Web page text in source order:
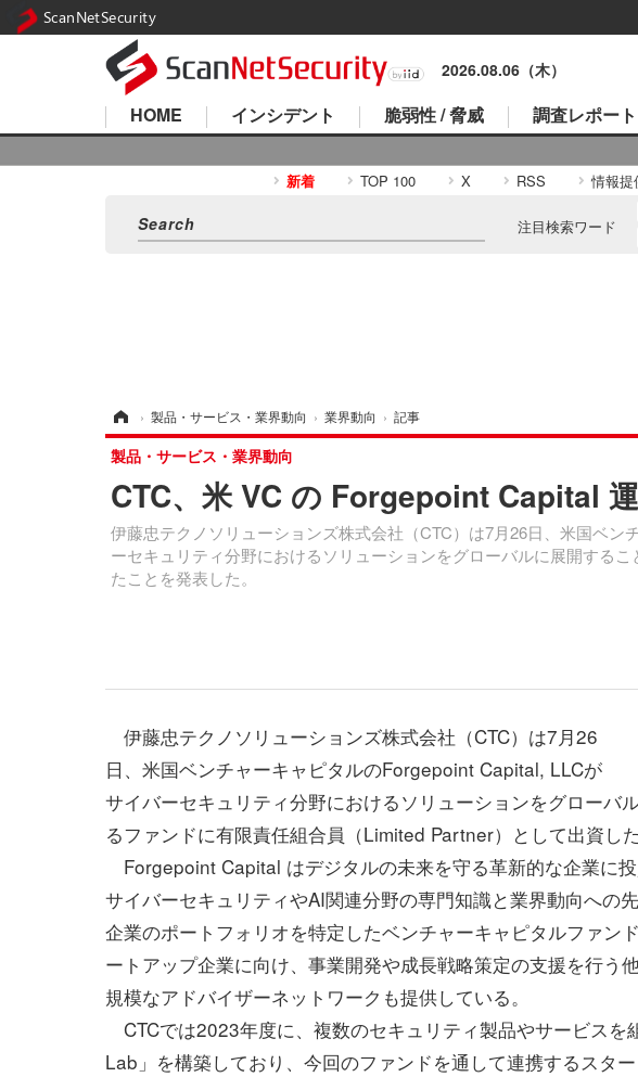
2026.08.06（木）
HOME インシデント 脆弱性 / 脅威 調査レポー
新着 TOP 100 X RSS 情報提
注目検索ワード
› 製品・サービス・業界動向 › 業界動向 › 記事
CTC、米 VC の Forgepoint Capital
伊藤忠テクノソリューションズ株式会社（CTC）は7月26日、米国ベン
ーセキュリティ分野におけるソリューションをグローバルに展開する
たことを発表した。
製品・サービス・業界動向
伊藤忠テクノソリューションズ株式会社（CTC）は7月26
日、米国ベンチャーキャピタルのForgepoint Capital, LLCが
サイバーセキュリティ分野におけるソリューションをグローバ
るファンドに有限責任組合員（Limited Partner）として出資し
Forgepoint Capital はデジタルの未来を守る革新的な企業に投
サイバーセキュリティやAI関連分野の専門知識と業界動向への
企業のポートフォリオを特定したベンチャーキャピタルファン
ートアップ企業に向け、事業開発や成長戦略策定の支援を行う
規模なアドバイザーネットワークも提供している。
CTCでは2023年度に、複数のセキュリティ製品やサービス
Lab」を構築しており、今回のファンドを通して連携するスタ
ScanNetSecurity